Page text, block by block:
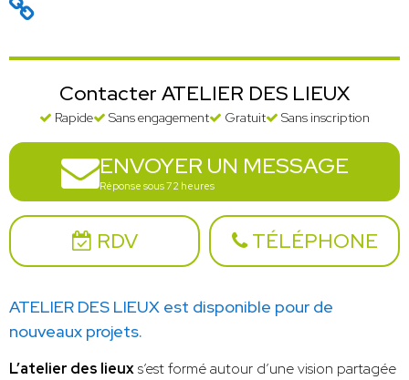
Contacter ATELIER DES LIEUX
Rapide Sans engagement Gratuit Sans inscription
ENVOYER UN MESSAGE
Réponse sous 72 heures
RDV TÉLÉPHONE
ATELIER DES LIEUX est disponible pour de
nouveaux projets.
L’atelier des lieuxs’est formé autour d’une vision partagée